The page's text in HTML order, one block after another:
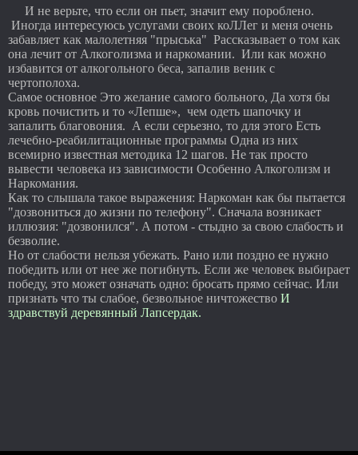
И не верьте, что если он пьет, значит ему пороблено.
Иногда интересуюсь услугами своих коЛЛег и меня очень
забавляет как малолетняя "прыська" Рассказывает о том как
она лечит от Алкоголизма и наркомании. Или как можно
избавится от алкогольного беса, запалив веник с
чертополоха.
Самое основное Это желание самого больного, Да хотя бы
кровь почистить и то «Лепше», чем одеть шапочку и
запалить благовония. А если серьезно, то для этого Есть
лечебно-реабилитационные программы Одна из них
всемирно известная методика 12 шагов. Не так просто
вывести человека из зависимости Особенно Алкоголизм и
Наркомания.
Как то слышала такое выражения: Наркоман как бы пытается
"дозвониться до жизни по телефону". Сначала возникает
иллюзия: "дозвонился". А потом - стыдно за свою слабость и
безволие.
Но от слабости нельзя убежать. Рано или поздно ее нужно
победить или от нее же погибнуть. Если же человек выбирает
победу, это может означать одно: бросать прямо сейчас. Или
признать что ты слабое, безвольное ничтожество И
здравствуй деревянный Лапсердак.